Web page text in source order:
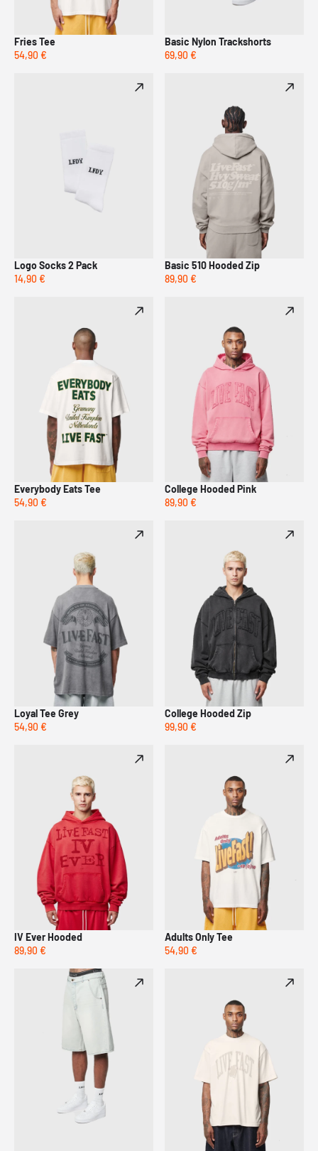
Fries Tee
54,90 €
Basic Nylon Trackshorts
69,90 €
Logo Socks 2 Pack
14,90 €
Basic 510 Hooded Zip
89,90 €
Everybody Eats Tee
54,90 €
College Hooded Pink
89,90 €
Loyal Tee Grey
54,90 €
College Hooded Zip
99,90 €
IV Ever Hooded
89,90 €
Adults Only Tee
54,90 €